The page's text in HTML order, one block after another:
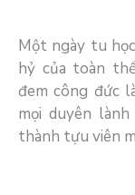
Một ngày tu
hỷ của toàn
đem công đức
mọi duyên
thành tựu viên